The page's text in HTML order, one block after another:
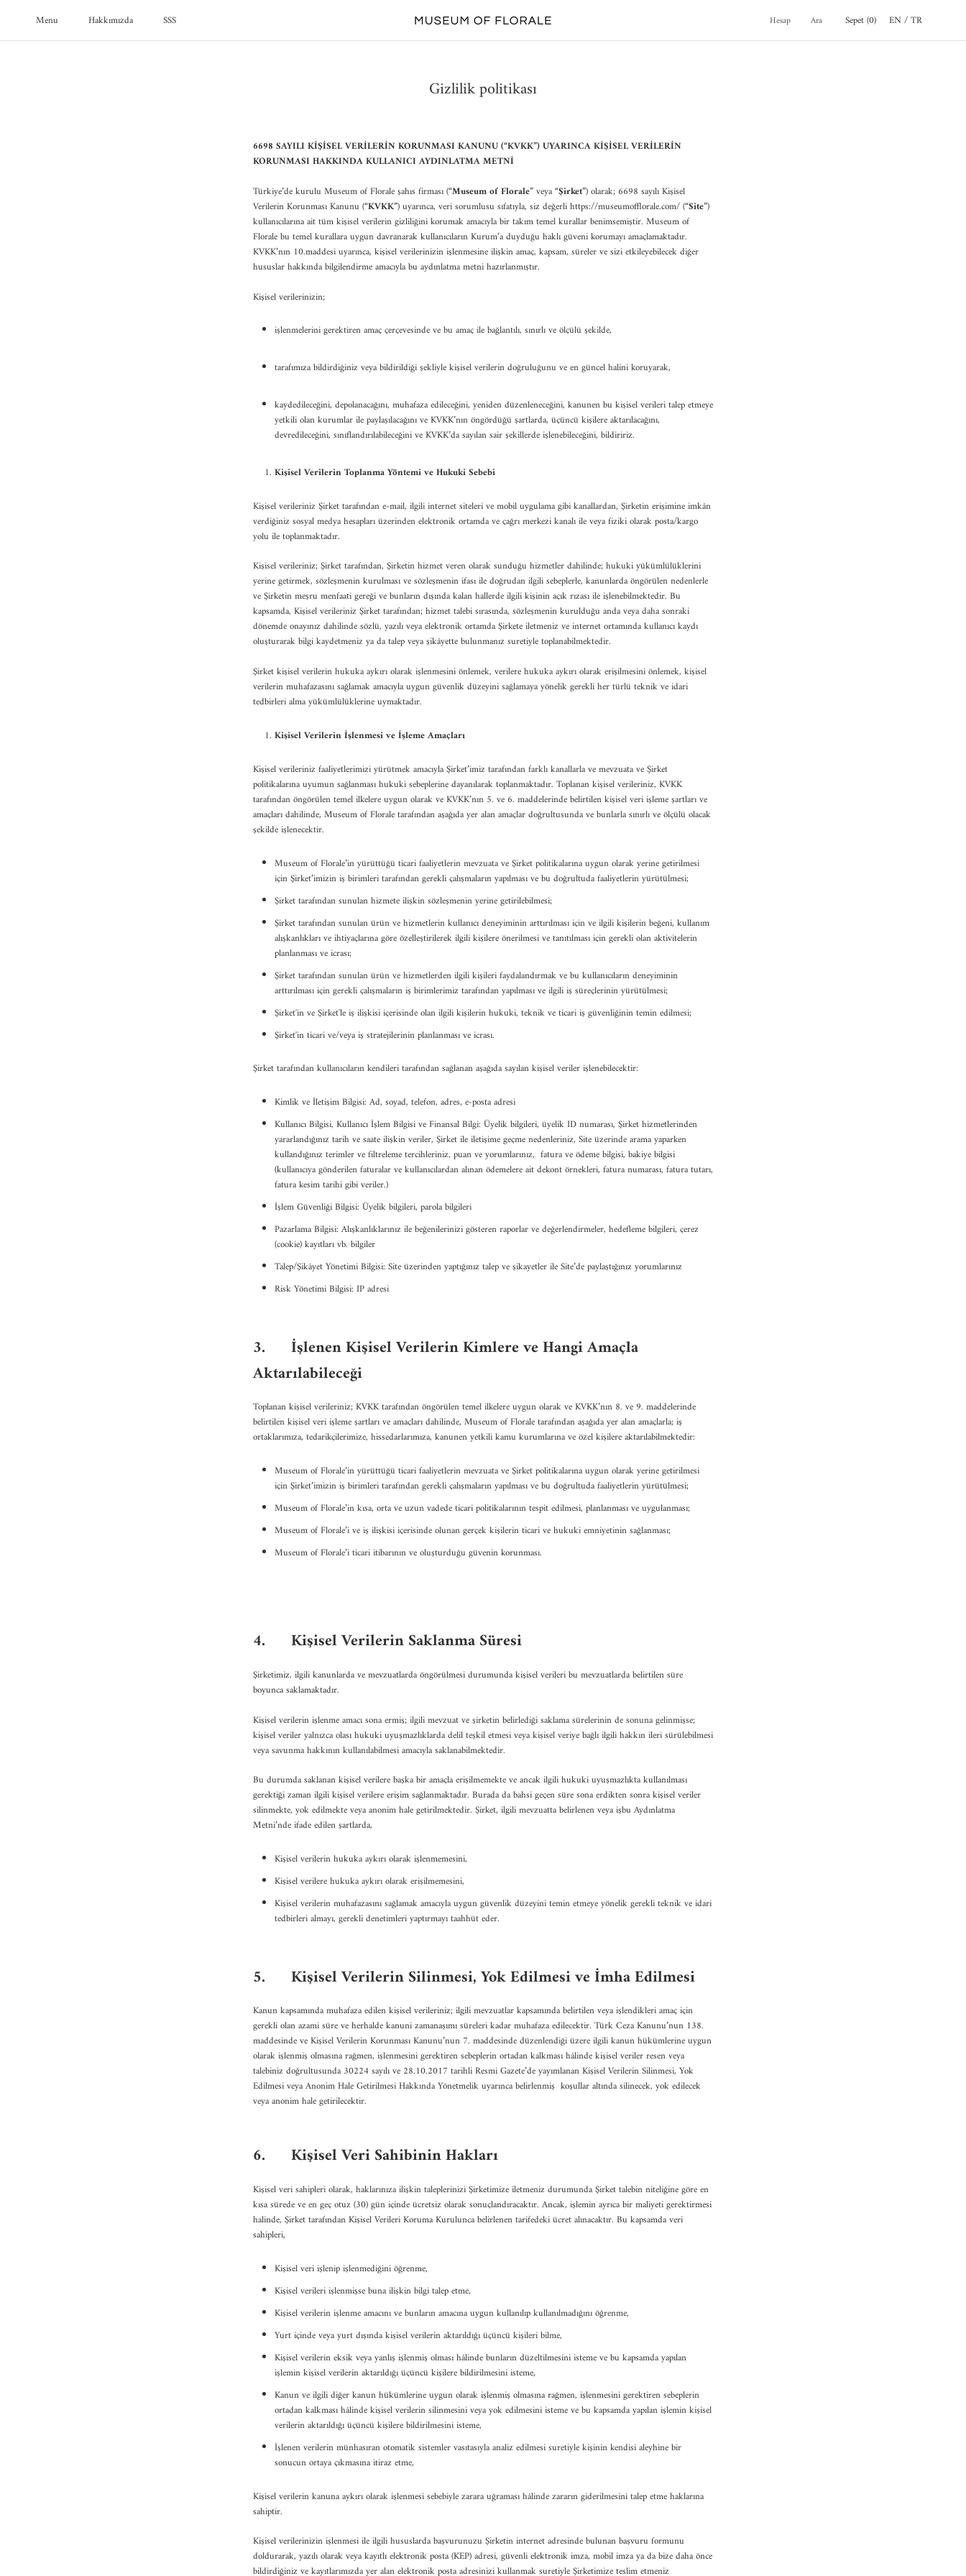
Menu
Hakkımızda SSS Hesap Ara Sepet (0) EN /TR
Gizlilik politikası
6698 SAYILI KİŞİSEL VERİLERİN KORUNMASI KANUNU (“KVKK”) UYARINCA KİŞİSEL VERİLERİN
KORUNMASI HAKKINDA KULLANICI AYDINLATMA METNİ
Türkiye’de kurulu Museum of Florale şahıs firması (“Museum of Florale” veya “Şirket”) olarak; 6698 sayılı Kişisel
Verilerin Korunması Kanunu (“KVKK”) uyarınca, veri sorumlusu sıfatıyla, siz değerli https://museumofflorale.com/ (“Site”)
kullanıcılarına ait tüm kişisel verilerin gizliliğini korumak amacıyla bir takım temel kurallar benimsemiştir. Museum of
Florale bu temel kurallara uygun davranarak kullanıcıların Kurum’a duyduğu haklı güveni korumayı amaçlamaktadır.
KVKK’nın 10.maddesi uyarınca, kişisel verilerinizin işlenmesine ilişkin amaç, kapsam, süreler ve sizi etkileyebilecek diğer
hususlar hakkında bilgilendirme amacıyla bu aydınlatma metni hazırlanmıştır.
Kişisel verilerinizin;
işlenmelerini gerektiren amaç çerçevesinde ve bu amaç ile bağlantılı, sınırlı ve ölçülü şekilde,
tarafımıza bildirdiğiniz veya bildirildiği şekliyle kişisel verilerin doğruluğunu ve en güncel halini koruyarak,
kaydedileceğini, depolanacağını, muhafaza edileceğini, yeniden düzenleneceğini, kanunen bu kişisel verileri talep etmeye
yetkili olan kurumlar ile paylaşılacağını ve KVKK’nın öngördüğü şartlarda, üçüncü kişilere aktarılacağını,
devredileceğini, sınıflandırılabileceğini ve KVKK’da sayılan sair şekillerde işlenebileceğini, bildiririz.
Kişisel Verilerin Toplanma Yöntemi ve Hukuki Sebebi
Kişisel verileriniz Şirket tarafından e-mail, ilgili internet siteleri ve mobil uygulama gibi kanallardan, Şirketin erişimine imkân
verdiğiniz sosyal medya hesapları üzerinden elektronik ortamda ve çağrı merkezi kanalı ile veya fiziki olarak posta/kargo
yolu ile toplanmaktadır.
Kişisel verileriniz; Şirket tarafından, Şirketin hizmet veren olarak sunduğu hizmetler dahilinde; hukuki yükümlülüklerini
yerine getirmek, sözleşmenin kurulması ve sözleşmenin ifası ile doğrudan ilgili sebeplerle, kanunlarda öngörülen nedenlerle
ve Şirketin meşru menfaati gereği ve bunların dışında kalan hallerde ilgili kişinin açık rızası ile işlenebilmektedir. Bu
kapsamda, Kişisel verileriniz Şirket tarafından; hizmet talebi sırasında, sözleşmenin kurulduğu anda veya daha sonraki
dönemde onayınız dahilinde sözlü, yazılı veya elektronik ortamda Şirkete iletmeniz ve internet ortamında kullanıcı kaydı
oluşturarak bilgi kaydetmeniz ya da talep veya şikâyette bulunmanız suretiyle toplanabilmektedir.
Şirket kişisel verilerin hukuka aykırı olarak işlenmesini önlemek, verilere hukuka aykırı olarak erişilmesini önlemek, kişisel
verilerin muhafazasını sağlamak amacıyla uygun güvenlik düzeyini sağlamaya yönelik gerekli her türlü teknik ve idari
tedbirleri alma yükümlülüklerine uymaktadır.
Kişisel Verilerin İşlenmesi ve İşleme Amaçları
Kişisel verileriniz faaliyetlerimizi yürütmek amacıyla Şirket’imiz tarafından farklı kanallarla ve mevzuata ve Şirket
politikalarına uyumun sağlanması hukuki sebeplerine dayanılarak toplanmaktadır. Toplanan kişisel verileriniz, KVKK
tarafından öngörülen temel ilkelere uygun olarak ve KVKK’nın 5. ve 6. maddelerinde belirtilen kişisel veri işleme şartları ve
amaçları dahilinde, Museum of Florale tarafından aşağıda yer alan amaçlar doğrultusunda ve bunlarla sınırlı ve ölçülü olacak
şekilde işlenecektir.
Museum of Florale’in yürüttüğü ticari faaliyetlerin mevzuata ve Şirket politikalarına uygun olarak yerine getirilmesi
için Şirket’imizin iş birimleri tarafından gerekli çalışmaların yapılması ve bu doğrultuda faaliyetlerin yürütülmesi;
Şirket tarafından sunulan hizmete ilişkin sözleşmenin yerine getirilebilmesi;
Şirket tarafından sunulan ürün ve hizmetlerin kullanıcı deneyiminin arttırılması için ve ilgili kişilerin beğeni, kullanım
alışkanlıkları ve ihtiyaçlarına göre özelleştirilerek ilgili kişilere önerilmesi ve tanıtılması için gerekli olan aktivitelerin
planlanması ve icrası;
Şirket tarafından sunulan ürün ve hizmetlerden ilgili kişileri faydalandırmak ve bu kullanıcıların deneyiminin
arttırılması için gerekli çalışmaların iş birimlerimiz tarafından yapılması ve ilgili iş süreçlerinin yürütülmesi;
Şirket'in ve Şirket'le iş ilişkisi içerisinde olan ilgili kişilerin hukuki, teknik ve ticari iş güvenliğinin temin edilmesi;
Şirket'in ticari ve/veya iş stratejilerinin planlanması ve icrası.
Şirket tarafından kullanıcıların kendileri tarafından sağlanan aşağıda sayılan kişisel veriler işlenebilecektir:
Kimlik ve İletişim Bilgisi: Ad, soyad, telefon, adres, e-posta adresi
Kullanıcı Bilgisi, Kullanıcı İşlem Bilgisi ve Finansal Bilgi: Üyelik bilgileri, üyelik ID numarası, Şirket hizmetlerinden
yararlandığınız tarih ve saate ilişkin veriler, Şirket ile iletişime geçme nedenleriniz, Site üzerinde arama yaparken
kullandığınız terimler ve filtreleme tercihleriniz, puan ve yorumlarınız, fatura ve ödeme bilgisi, bakiye bilgisi
(kullanıcıya gönderilen faturalar ve kullanıcılardan alınan ödemelere ait dekont örnekleri, fatura numarası, fatura tutarı,
fatura kesim tarihi gibi veriler.)
İşlem Güvenliği Bilgisi: Üyelik bilgileri, parola bilgileri
Pazarlama Bilgisi: Alışkanlıklarınız ile beğenilerinizi gösteren raporlar ve değerlendirmeler, hedefleme bilgileri, çerez
(cookie) kayıtları vb. bilgiler
Talep/Şikâyet Yönetimi Bilgisi: Site üzerinden yaptığınız talep ve şikayetler ile Site’de paylaştığınız yorumlarınız
Risk Yönetimi Bilgisi: IP adresi
3. İşlenen Kişisel Verilerin Kimlere ve Hangi Amaçla
Aktarılabileceği
Toplanan kişisel verileriniz; KVKK tarafından öngörülen temel ilkelere uygun olarak ve KVKK’nın 8. ve 9. maddelerinde
belirtilen kişisel veri işleme şartları ve amaçları dahilinde, Museum of Florale tarafından aşağıda yer alan amaçlarla; iş
ortaklarımıza, tedarikçilerimize, hissedarlarımıza, kanunen yetkili kamu kurumlarına ve özel kişilere aktarılabilmektedir:
Museum of Florale’in yürüttüğü ticari faaliyetlerin mevzuata ve Şirket politikalarına uygun olarak yerine getirilmesi
için Şirket’imizin iş birimleri tarafından gerekli çalışmaların yapılması ve bu doğrultuda faaliyetlerin yürütülmesi;
Museum of Florale’in kısa, orta ve uzun vadede ticari politikalarının tespit edilmesi, planlanması ve uygulanması;
Museum of Florale’i ve iş ilişkisi içerisinde olunan gerçek kişilerin ticari ve hukuki emniyetinin sağlanması;
Museum of Florale’i ticari itibarının ve oluşturduğu güvenin korunması.
4. Kişisel Verilerin Saklanma Süresi
Şirketimiz, ilgili kanunlarda ve mevzuatlarda öngörülmesi durumunda kişisel verileri bu mevzuatlarda belirtilen süre
boyunca saklamaktadır.
Kişisel verilerin işlenme amacı sona ermiş; ilgili mevzuat ve şirketin belirlediği saklama sürelerinin de sonuna gelinmişse;
kişisel veriler yalnızca olası hukuki uyuşmazlıklarda delil teşkil etmesi veya kişisel veriye bağlı ilgili hakkın ileri sürülebilmesi
veya savunma hakkının kullanılabilmesi amacıyla saklanabilmektedir.
Bu durumda saklanan kişisel verilere başka bir amaçla erişilmemekte ve ancak ilgili hukuki uyuşmazlıkta kullanılması
gerektiği zaman ilgili kişisel verilere erişim sağlanmaktadır. Burada da bahsi geçen süre sona erdikten sonra kişisel veriler
silinmekte, yok edilmekte veya anonim hale getirilmektedir. Şirket, ilgili mevzuatta belirlenen veya işbu Aydınlatma
Metni’nde ifade edilen şartlarda,
Kişisel verilerin hukuka aykırı olarak işlenmemesini,
Kişisel verilere hukuka aykırı olarak erişilmemesini,
Kişisel verilerin muhafazasını sağlamak amacıyla uygun güvenlik düzeyini temin etmeye yönelik gerekli teknik ve idari
tedbirleri almayı, gerekli denetimleri yaptırmayı taahhüt eder.
5. Kişisel Verilerin Silinmesi, Yok Edilmesi ve İmha Edilmesi
Kanun kapsamında muhafaza edilen kişisel verileriniz; ilgili mevzuatlar kapsamında belirtilen veya işlendikleri amaç için
gerekli olan azami süre ve herhalde kanuni zamanaşımı süreleri kadar muhafaza edilecektir. Türk Ceza Kanunu’nun 138.
maddesinde ve Kişisel Verilerin Korunması Kanunu’nun 7. maddesinde düzenlendiği üzere ilgili kanun hükümlerine uygun
olarak işlenmiş olmasına rağmen, işlenmesini gerektiren sebeplerin ortadan kalkması hâlinde kişisel veriler resen veya
talebiniz doğrultusunda 30224 sayılı ve 28.10.2017 tarihli Resmi Gazete’de yayımlanan Kişisel Verilerin Silinmesi, Yok
Edilmesi veya Anonim Hale Getirilmesi Hakkında Yönetmelik uyarınca belirlenmiş koşullar altında silinecek, yok edilecek
veya anonim hale getirilecektir.
6. Kişisel Veri Sahibinin Hakları
Kişisel veri sahipleri olarak, haklarınıza ilişkin taleplerinizi Şirketimize iletmeniz durumunda Şirket talebin niteliğine göre en
kısa sürede ve en geç otuz (30) gün içinde ücretsiz olarak sonuçlandıracaktır. Ancak, işlemin ayrıca bir maliyeti gerektirmesi
halinde, Şirket tarafından Kişisel Verileri Koruma Kurulunca belirlenen tarifedeki ücret alınacaktır. Bu kapsamda veri
sahipleri,
Kişisel veri işlenip işlenmediğini öğrenme,
Kişisel verileri işlenmişse buna ilişkin bilgi talep etme,
Kişisel verilerin işlenme amacını ve bunların amacına uygun kullanılıp kullanılmadığını öğrenme,
Yurt içinde veya yurt dışında kişisel verilerin aktarıldığı üçüncü kişileri bilme,
Kişisel verilerin eksik veya yanlış işlenmiş olması hâlinde bunların düzeltilmesini isteme ve bu kapsamda yapılan
işlemin kişisel verilerin aktarıldığı üçüncü kişilere bildirilmesini isteme,
Kanun ve ilgili diğer kanun hükümlerine uygun olarak işlenmiş olmasına rağmen, işlenmesini gerektiren sebeplerin
ortadan kalkması hâlinde kişisel verilerin silinmesini veya yok edilmesini isteme ve bu kapsamda yapılan işlemin kişisel
verilerin aktarıldığı üçüncü kişilere bildirilmesini isteme,
İşlenen verilerin münhasıran otomatik sistemler vasıtasıyla analiz edilmesi suretiyle kişinin kendisi aleyhine bir
sonucun ortaya çıkmasına itiraz etme,
Kişisel verilerin kanuna aykırı olarak işlenmesi sebebiyle zarara uğraması hâlinde zararın giderilmesini talep etme haklarına
sahiptir.
Kişisel verilerinizin işlenmesi ile ilgili hususlarda başvurunuzu Şirketin internet adresinde bulunan başvuru formunu
doldurarak, yazılı olarak veya kayıtlı elektronik posta (KEP) adresi, güvenli elektronik imza, mobil imza ya da bize daha önce
bildirdiğiniz ve kayıtlarımızda yer alan elektronik posta adresinizi kullanmak suretiyle Şirketimize teslim etmeniz